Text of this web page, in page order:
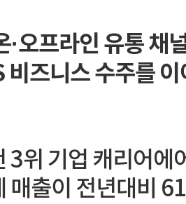
·오프라인 유통 채
비즈니스 수주를
3위 기업 캐리어
매출이 전년대비